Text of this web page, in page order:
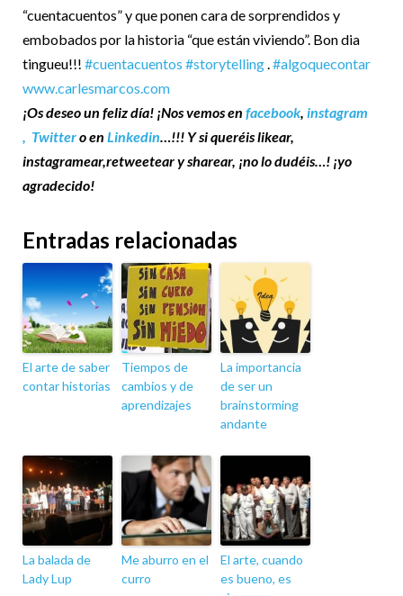
“cuentacuentos” y que ponen cara de sorprendidos y
embobados por la historia “que están viviendo”. Bon dia
tingueu!!! #cuentacuentos #storytelling #algoquecontar
www.carlesmarcos.com
¡Os deseo un feliz día! ¡Nos vemos en facebook, instagram
Twittero en Linkedin…!!! Y si queréis likear,
instagramear,retweetear y sharear, ¡no lo dudéis…! ¡yo
agradecido!
Entradas relacionadas
El arte de saber
contar historias
Tiempos de
cambios y de
aprendizajes
La importancia
de ser un
brainstorming
andante
La balada de
Lady Lup
Me aburro en el
curro
El arte, cuando
es bueno, es